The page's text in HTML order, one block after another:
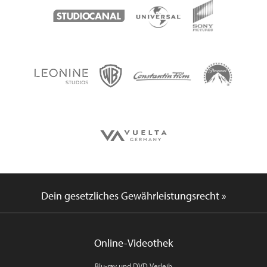
Dein gesetzliches Gewährleistungsrecht »
Online-Videothek